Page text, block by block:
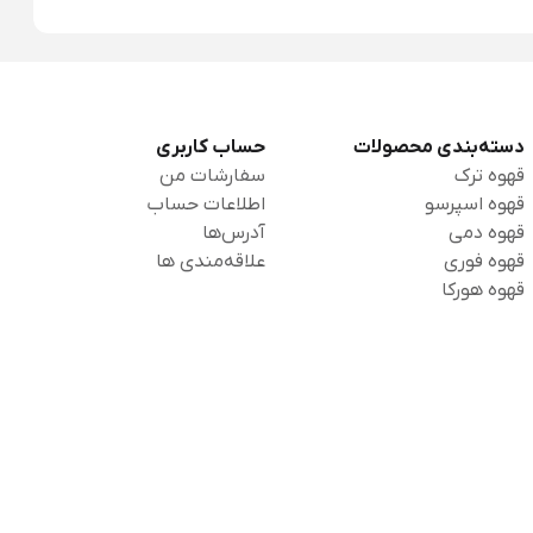
دسته‌بندی محصولات
قهوه ترک
قهوه اسپرسو
قهوه دمی
قهوه فوری
قهوه هورکا
حساب کاربری
سفارشات من
اطلاعات حساب
آدرس‌ها
علاقه‌مندی ها